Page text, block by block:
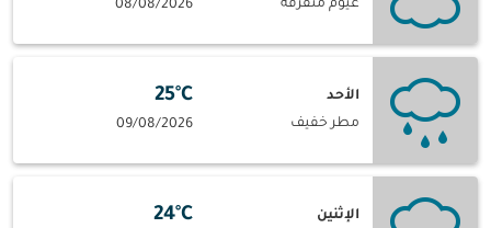
غيوم متفرقة 08/08/2026
الأحد
مطر خفيف
25°C
09/08/2026
الإثنين
24°C